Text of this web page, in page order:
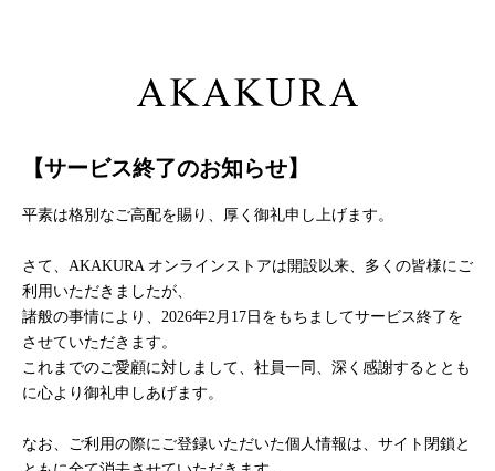
【サービス終了のお知らせ】
平素は格別なご高配を賜り、厚く御礼申し上げます。
さて、AKAKURA オンラインストアは開設以来、多くの皆様にご
利用いただきましたが、
諸般の事情により、2026年2月17日をもちましてサービス終了を
させていただきます。
これまでのご愛顧に対しまして、社員一同、深く感謝するととも
に心より御礼申しあげます。
なお、ご利用の際にご登録いただいた個人情報は、サイト閉鎖と